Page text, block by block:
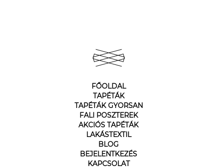
FŐOLDAL
TAPÉTÁK
TAPÉTÁK GYORSAN
FALI POSZTEREK
AKCIÓS TAPÉTÁK
LAKÁSTEXTIL
BLOG
BEJELENTKEZÉS
KAPCSOLAT